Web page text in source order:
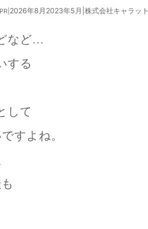
|PR| 2026年8月2023年5月 株式会社キャラット
など…
する
して
すよね。